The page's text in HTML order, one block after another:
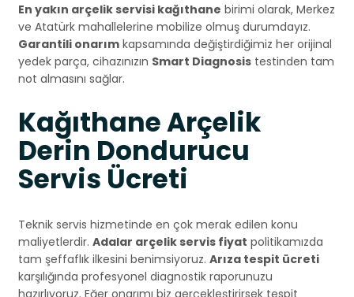
En yakın arçelik servisi kağıthane birimi olarak, Merkez
ve Atatürk mahallelerine mobilize olmuş durumdayız.
Garantili onarım kapsamında değiştirdiğimiz her orijinal
yedek parça, cihazınızın Smart Diagnosis testinden tam
not almasını sağlar.
Kağıthane Arçelik
Derin Dondurucu
Servis Ücreti
Teknik servis hizmetinde en çok merak edilen konu
maliyetlerdir. Adalar arçelik servis fiyat politikamızda
tam şeffaflık ilkesini benimsiyoruz. Arıza tespit ücreti
karşılığında profesyonel diagnostik raporunuzu
hazırlıyoruz. Eğer onarımı biz gerçekleştirirsek tespit